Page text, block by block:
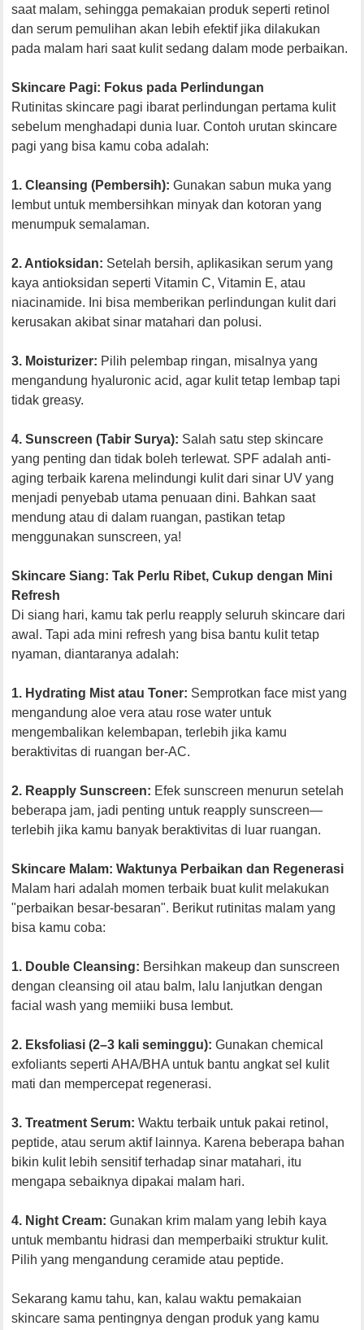
saat malam, sehingga pemakaian produk seperti retinol
dan serum pemulihan akan lebih efektif jika dilakukan
pada malam hari saat kulit sedang dalam mode perbaikan.
Skincare Pagi: Fokus pada Perlindungan
Rutinitas skincare pagi ibarat perlindungan pertama kulit
sebelum menghadapi dunia luar. Contoh urutan skincare
pagi yang bisa kamu coba adalah:
1. Cleansing (Pembersih):Gunakan sabun muka yang
lembut untuk membersihkan minyak dan kotoran yang
menumpuk semalaman.
2. Antioksidan: Setelah bersih, aplikasikan serum yang
kaya antioksidan seperti Vitamin C, Vitamin E, atau
niacinamide. Ini bisa memberikan perlindungan kulit dari
kerusakan akibat sinar matahari dan polusi.
3. Moisturizer: Pilih pelembap ringan, misalnya yang
mengandung hyaluronic acid, agar kulit tetap lembap tapi
tidak greasy.
4. Sunscreen (Tabir Surya): Salah satu step skincare
yang penting dan tidak boleh terlewat. SPF adalah anti-
aging terbaik karena melindungi kulit dari sinar UV yang
menjadi penyebab utama penuaan dini. Bahkan saat
mendung atau di dalam ruangan, pastikan tetap
menggunakan sunscreen, ya!
Skincare Siang: Tak Perlu Ribet, Cukup dengan Mini
Refresh
Di siang hari, kamu tak perlu reapply seluruh skincare dari
awal. Tapi ada mini refresh yang bisa bantu kulit tetap
nyaman, diantaranya adalah:
1. Hydrating Mist atau Toner: Semprotkan face mist yang
mengandung aloe vera atau rose water untuk
mengembalikan kelembapan, terlebih jika kamu
beraktivitas di ruangan ber-AC.
2. Reapply Sunscreen: Efek sunscreen menurun setelah
beberapa jam, jadi penting untuk reapply sunscreen—
terlebih jika kamu banyak beraktivitas di luar ruangan.
Skincare Malam: Waktunya Perbaikan dan Regenerasi
Malam hari adalah momen terbaik buat kulit melakukan
"perbaikan besar-besaran". Berikut rutinitas malam yang
bisa kamu coba:
1. Double Cleansing: Bersihkan makeup dan sunscreen
dengan cleansing oil atau balm, lalu lanjutkan dengan
facial wash yang memiiki busa lembut.
2. Eksfoliasi (2–3 kali seminggu):Gunakan chemical
exfoliants seperti AHA/BHA untuk bantu angkat sel kulit
mati dan mempercepat regenerasi.
3. Treatment Serum: Waktu terbaik untuk pakai retinol,
peptide, atau serum aktif lainnya. Karena beberapa bahan
bikin kulit lebih sensitif terhadap sinar matahari, itu
mengapa sebaiknya dipakai malam hari.
4. Night Cream:Gunakan krim malam yang lebih kaya
untuk membantu hidrasi dan memperbaiki struktur kulit.
Pilih yang mengandung ceramide atau peptide.
Sekarang kamu tahu, kan, kalau waktu pemakaian
skincare sama pentingnya dengan produk yang kamu